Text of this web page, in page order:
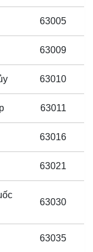
63005
63009
63010
63011
63016
63021
63030
63035